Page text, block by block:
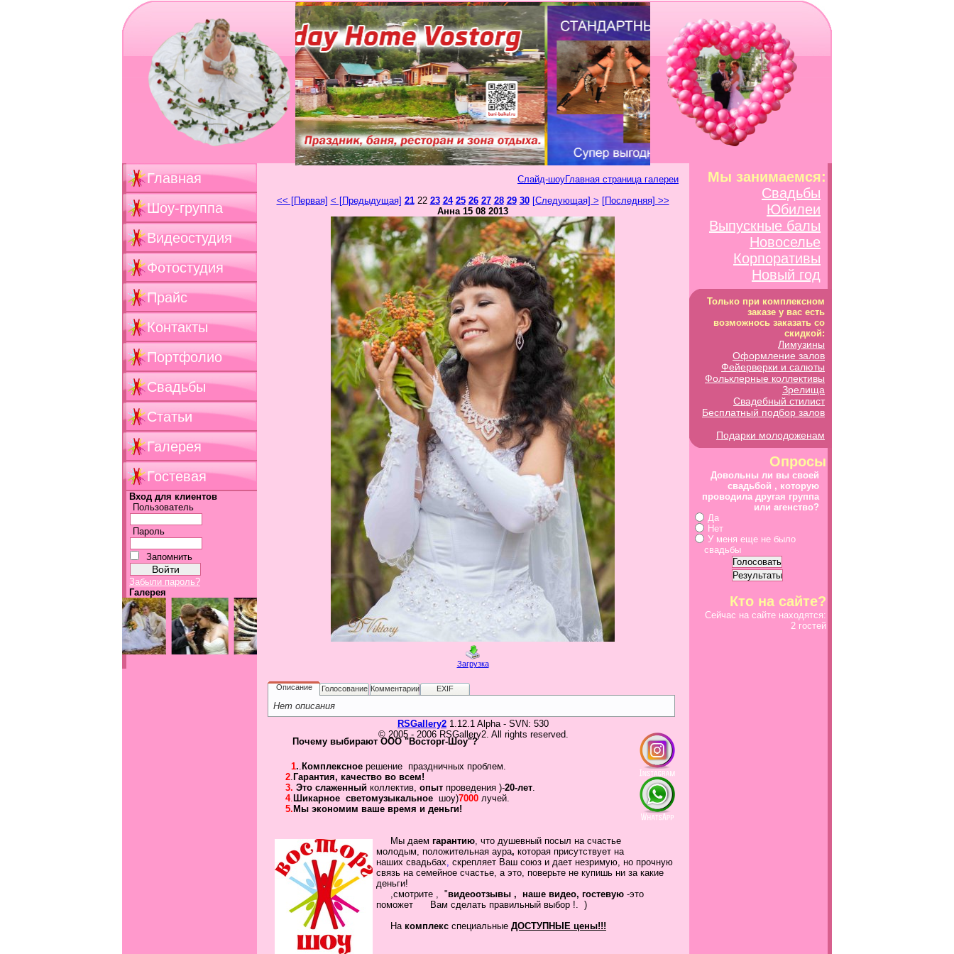
Главная
Шоу-группа
Видеостудия
Фотостудия
Прайс
Контакты
Портфолио
Свадьбы
Статьи
Галерея
Гостевая
Вход для клиентов
Пользователь
Пароль
Запомнить
Забыли пароль?
Галерея
Главная страница галереи
Слайд-шоу
<< [Первая] < [Предыдущая] 21 22 23 24 25 26 27 28 29 30 [Следующая] > [Последняя] >>
Анна 15 08 2013
Загрузка
Описание Голосование Комментарии EXIF
Нет описания
RSGallery2 1.12.1 Alpha - SVN: 530
© 2005 - 2006 RSGallery2. All rights reserved.
Почему выбирают ООО "Восторг-Шоу"?
1.. Комплексное решение праздничных проблем.
2. Гарантия, качество во всем!
3. Это слаженный коллектив, опыт проведения )-20-лет.
4. Шикарное светомузыкальное шоу)7000 лучей.
5. Мы экономим ваше время и деньги!
Мы даем гарантию, что душевный посыл на счастье
молодым, положительная аура, которая присутствует на
наших свадьбах, скрепляет Ваш союз и дает незримую, но прочную
связь на семейное счастье, а это, поверьте не купишь ни за какие
деньги!
,смотрите , "видеоотзывы , наше видео, гостевую -это
поможет Вам сделать правильный выбор !. )
Накомплекс специальные ДОСТУПНЫЕ цены!!!
Мы занимаемся:
Свадьбы
Юбилеи
Выпускные балы
Новоселье
Корпоративы
Новый год
Только при комплексном
заказе у вас есть
возможнось заказать со
скидкой:
Лимузины
Оформление залов
Фейерверки и салюты
Фольклерные коллективы
Зрелища
Свадебный стилист
Бесплатный подбор залов
Подарки молодоженам
Опросы
Довольны ли вы своей
свадьбой , которую
проводила другая группа
или агенство?
Да
Нет
У меня еще не было
свадьбы
Кто на сайте?
Сейчас на сайте находятся:
2 гостей